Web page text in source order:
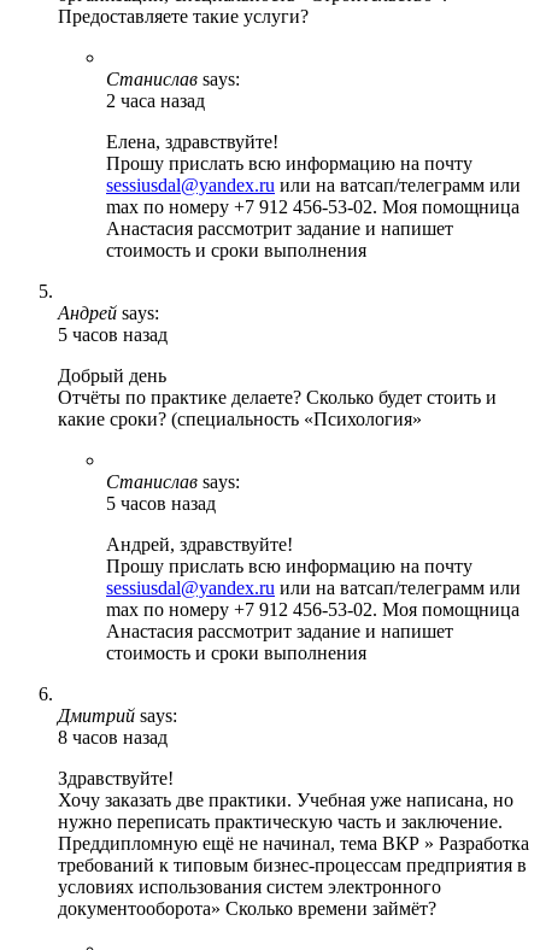
Предоставляете такие услуги?
Станислав says:
2 часа назад
Елена, здравствуйте!
Прошу прислать всю информацию на почту
sessiusdal@yandex.ru или на ватсап/телеграмм или
max по номеру +7 912 456-53-02. Моя помощница
Анастасия рассмотрит задание и напишет
стоимость и сроки выполнения
Андрей says:
5 часов назад
Добрый день
Отчёты по практике делаете? Сколько будет стоить и
какие сроки? (специальность «Психология»
Станислав says:
5 часов назад
Андрей, здравствуйте!
Прошу прислать всю информацию на почту
sessiusdal@yandex.ru или на ватсап/телеграмм или
max по номеру +7 912 456-53-02. Моя помощница
Анастасия рассмотрит задание и напишет
стоимость и сроки выполнения
Дмитрий says:
8 часов назад
Здравствуйте!
Хочу заказать две практики. Учебная уже написана, но
нужно переписать практическую часть и заключение.
Преддипломную ещё не начинал, тема ВКР » Разработка
требований к типовым бизнес-процессам предприятия в
условиях использования систем электронного
документооборота» Сколько времени займёт?